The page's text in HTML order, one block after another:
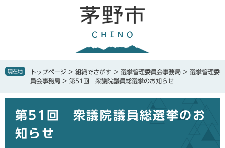
で
ば
本
現在地 トップページ > 組織でさがす > 選挙管理委員会事務局 > 選挙管理委
員会事務局 > 第51回 衆議院議員総選挙のお知らせ
第51回 衆議院議員総選挙のお
知らせ